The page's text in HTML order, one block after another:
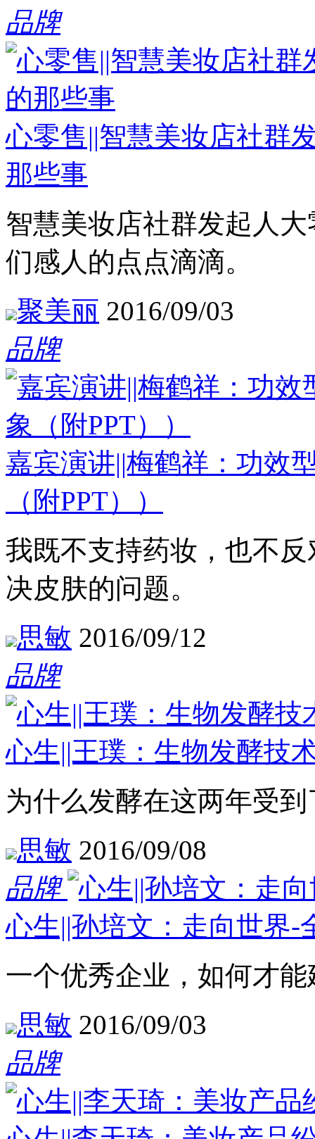
品牌
心零售||智慧美妆店社群
那些事
智慧美妆店社群发起人
们感人的点点滴滴。
聚美丽 2016/09/03
品牌
嘉宾演讲||梅鹤祥：功效
（附PPT））
我既不支持药妆，也不
决皮肤的问题。
思敏 2016/09/12
品牌
心生||王璞：生物发酵技
为什么发酵在这两年受
思敏 2016/09/08
品牌
心生||孙培文：走向世界-
一个优秀企业，如何才
思敏 2016/09/03
品牌